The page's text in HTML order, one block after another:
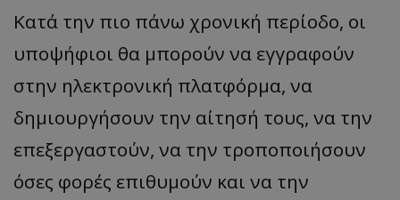
Κατά την πιο πάνω χρονική περίοδο, οι
υποψήφιοι θα μπορούν να εγγραφούν
στην ηλεκτρονική πλατφόρμα, να
δημιουργήσουν την αίτησή τους, να την
επεξεργαστούν, να την τροποποιήσουν
όσες φορές επιθυμούν και να την